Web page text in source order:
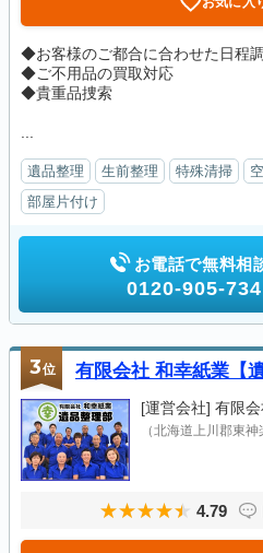
◆お客様のご都合に合わせた日程
◆ご不用品の買取対応
◆貴重品捜索
遺品整理 生前整理 特殊清掃
部屋片付け
お電話で無料相
0120-905-734
3位 有限会社 和幸紙業【
[運営会社] 有限
（北海道上川郡東神
4.79